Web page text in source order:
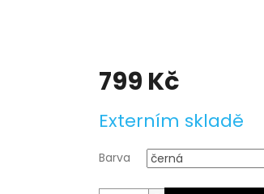
799 Kč
cena:
Externím skladě
Barva